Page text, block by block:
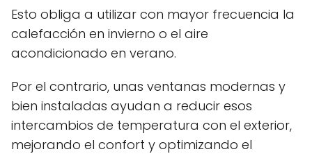
Esto obliga a utilizar con mayor frecuencia la
calefacción en invierno o el aire
acondicionado en verano.
Por el contrario, unas ventanas modernas y
bien instaladas ayudan a reducir esos
intercambios de temperatura con el exterior,
mejorando el confort y optimizando el